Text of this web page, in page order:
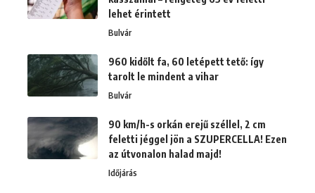
lehet érintett
Bulvár
960 kidőlt fa, 60 letépett tető: így
tarolt le mindent a vihar
Bulvár
90 km/h-s orkán erejű széllel, 2 cm
feletti jéggel jön a SZUPERCELLA! Ezen
az útvonalon halad majd!
Időjárás